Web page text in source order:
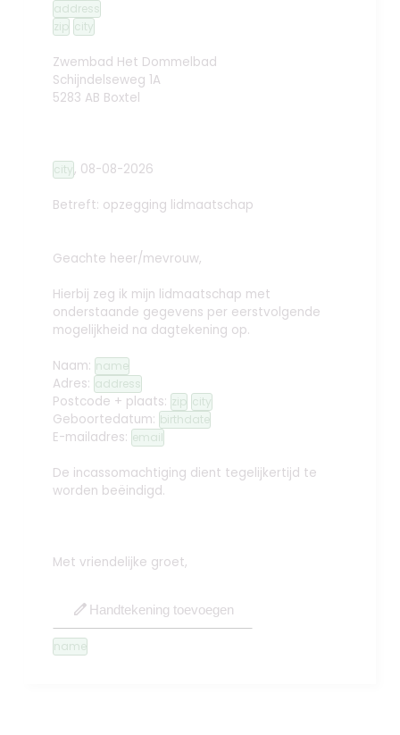
address
zip city
Zwembad Het Dommelbad
Schijndelseweg 1A
5283 AB Boxtel
city, 08-08-2026
Betreft: opzegging lidmaatschap
Geachte heer/mevrouw,
Hierbij zeg ik mijn lidmaatschap met
onderstaande gegevens per eerstvolgende
mogelijkheid na dagtekening op.
Naam: name
Adres: address
Postcode + plaats: zip city
Geboortedatum: birthdate
E-mailadres: email
De incassomachtiging dient tegelijkertijd te
worden beëindigd.
Met vriendelijke groet,
edit Handtekening toevoegen
name